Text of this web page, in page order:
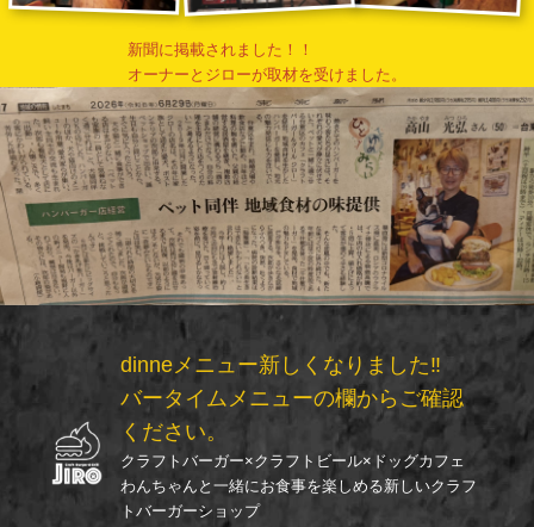
新聞に掲載されました！！
​​​​​​​オーナーとジローが取材を受けました。
dinneメニュー新しくなりました‼
バータイムメニューの欄からご確認
ください。
クラフトバーガー×クラフトビール×ドッグカフェ
わんちゃんと一緒にお食事を楽しめる新しいクラフ
トバーガーショップ